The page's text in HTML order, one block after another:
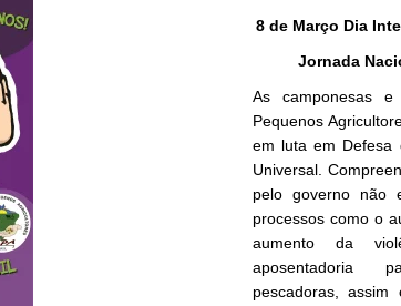
8 de Março Dia
Jornada
As camponesas e
Pequenos
em luta em Defesa
Universal.
pelo governo não
processos como o
aumento da
aposentadoria
pescadoras,